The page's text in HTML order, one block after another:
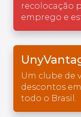
recolocação
emprego e
Um clube de
descontos
todo o Brasil.